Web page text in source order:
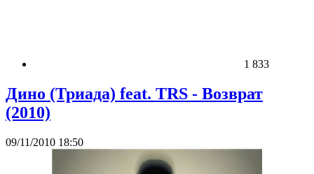
1 833
Дино (Триада) feat. TRS - Возврат
(2010)
09/11/2010 18:50